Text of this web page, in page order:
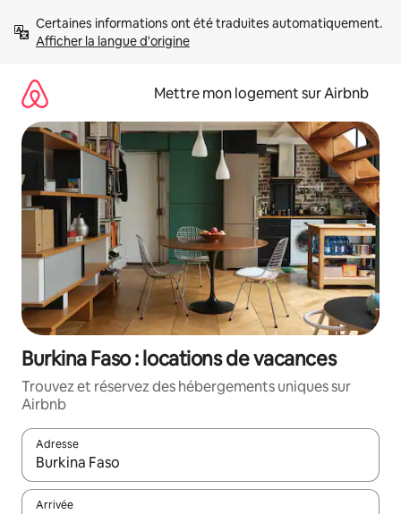
directement
Afficher la langue d'origine
Mettre mon logement sur Airbnb
Burkina Faso : locations de vacances
Trouvez et réservez des hébergements uniques sur
Airbnb
Adresse
Lorsque les résultats s'affichent, utilisez les flèches vers le
Arrivée